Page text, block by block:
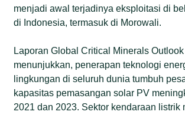
menjadi awal terjadinya eksploitasi di
di Indonesia, termasuk di Morowali.
Laporan Global Critical Minerals
menunjukkan, penerapan teknologi
lingkungan di seluruh dunia tumbuh
kapasitas pemasangan solar PV
2021 dan 2023. Sektor kendaraan listrik